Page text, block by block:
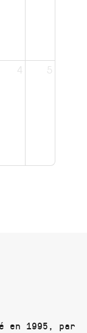
et
2
4 5
en 1995, par